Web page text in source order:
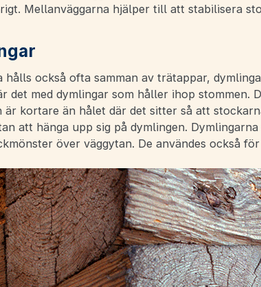
Mellanväggarna hjälper till att stabilisera
hålls också ofta samman av trätappar,
det med dymlingar som håller ihop stommen.
är kortare än hålet där det sitter så att
att hänga upp sig på dymlingen.
över väggytan. De användes också